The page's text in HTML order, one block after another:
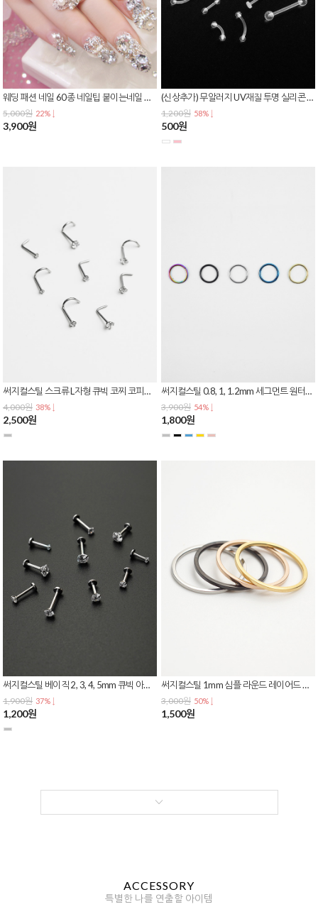
웨딩 패션 네일 60종 네일팁 붙이는네일 인조손톱 젤네일 네일아트 셀프네일
5,000원 22% ↓
3,900원
(신상추가) 무알러지 UV재질 투명 실리콘 별존 스너그 이너컨츠 아웃컨츠 바벨 피어싱 P-0054
1,200원 58% ↓
500원
써지컬스틸 스크류 L자형 큐빅 코찌 코피어싱 피어싱귀걸이 P-0295
4,000원 38% ↓
2,500원
써지컬스틸 0.8, 1, 1.2mm 세그먼트 원터치 링 피어싱 귀걸이
3,900원 54% ↓
1,800원
써지컬스틸 베이직 2, 3, 4, 5mm 큐빅 아웃컨츠 이너컨츠 립 라블렛 피어싱 P-0292
1,900원 37% ↓
1,200원
써지컬스틸 1mm 심플 라운드 레이어드 커플링 우정 실반지
3,000원 50% ↓
1,500원
ACCESSORY
특별한 나를 연출할 아이템